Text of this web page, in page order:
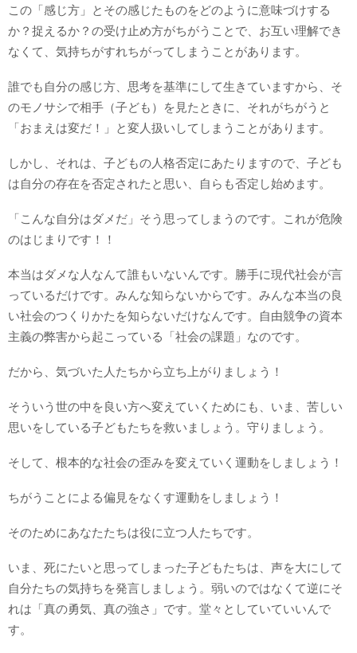
この「感じ方」とその感じたものをどのように意味づけする
か？捉えるか？の受け止め方がちがうことで、お互い理解でき
なくて、気持ちがすれちがってしまうことがあります。
誰でも自分の感じ方、思考を基準にして生きていますから、そ
のモノサシで相手（子ども）を見たときに、それがちがうと
「おまえは変だ！」と変人扱いしてしまうことがあります。
しかし、それは、子どもの人格否定にあたりますので、子ども
は自分の存在を否定されたと思い、自らも否定し始めます。
「こんな自分はダメだ」そう思ってしまうのです。これが危険
のはじまりです！！
本当はダメな人なんて誰もいないんです。勝手に現代社会が言
っているだけです。みんな知らないからです。みんな本当の良
い社会のつくりかたを知らないだけなんです。自由競争の資本
主義の弊害から起こっている「社会の課題」なのです。
だから、気づいた人たちから立ち上がりましょう！
そういう世の中を良い方へ変えていくためにも、いま、苦しい
思いをしている子どもたちを救いましょう。守りましょう。
そして、根本的な社会の歪みを変えていく運動をしましょう！
ちがうことによる偏見をなくす運動をしましょう！
そのためにあなたたちは役に立つ人たちです。
いま、死にたいと思ってしまった子どもたちは、声を大にして
自分たちの気持ちを発言しましょう。弱いのではなくて逆にそ
れは「真の勇気、真の強さ」です。堂々としていていいんで
す。